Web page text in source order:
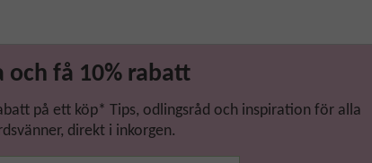
och få 10% rabatt
på ett köp* Tips, odlingsråd och inspiration för alla
direkt i inkorgen.